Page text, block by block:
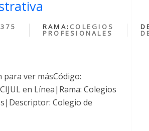
RAMA: COLEGIOS
PROFESIONALES
para ver másCódigo:
en Línea|Rama: Colegios
Colegio de